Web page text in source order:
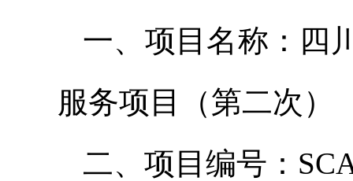
一、项目名称：四
服务项目（第二次）
二、项目编号：